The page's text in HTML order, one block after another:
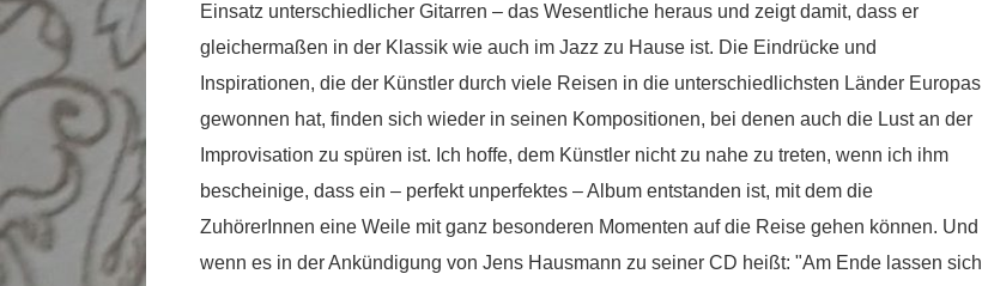
Einsatz unterschiedlicher Gitarren – das Wesentliche heraus und zeigt damit, dass er
gleichermaßen in der Klassik wie auch im Jazz zu Hause ist. Die Eindrücke und
Inspirationen, die der Künstler durch viele Reisen in die unterschiedlichsten Länder Europas
gewonnen hat, finden sich wieder in seinen Kompositionen, bei denen auch die Lust an der
Improvisation zu spüren ist. Ich hoffe, dem Künstler nicht zu nahe zu treten, wenn ich ihm
bescheinige, dass ein – perfekt unperfektes – Album entstanden ist, mit dem die
ZuhörerInnen eine Weile mit ganz besonderen Momenten auf die Reise gehen können. Und
wenn es in der Ankündigung von Jens Hausmann zu seiner CD heißt: "Am Ende lassen sich